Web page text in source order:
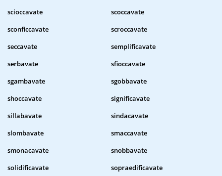
scioccavate
scoccavate
sconficcavate
scroccavate
seccavate
semplificavate
serbavate
sfioccavate
sgambavate
sgobbavate
shoccavate
significavate
sillabavate
sindacavate
slombavate
smaccavate
smonacavate
snobbavate
solidificavate
sopraedificavate